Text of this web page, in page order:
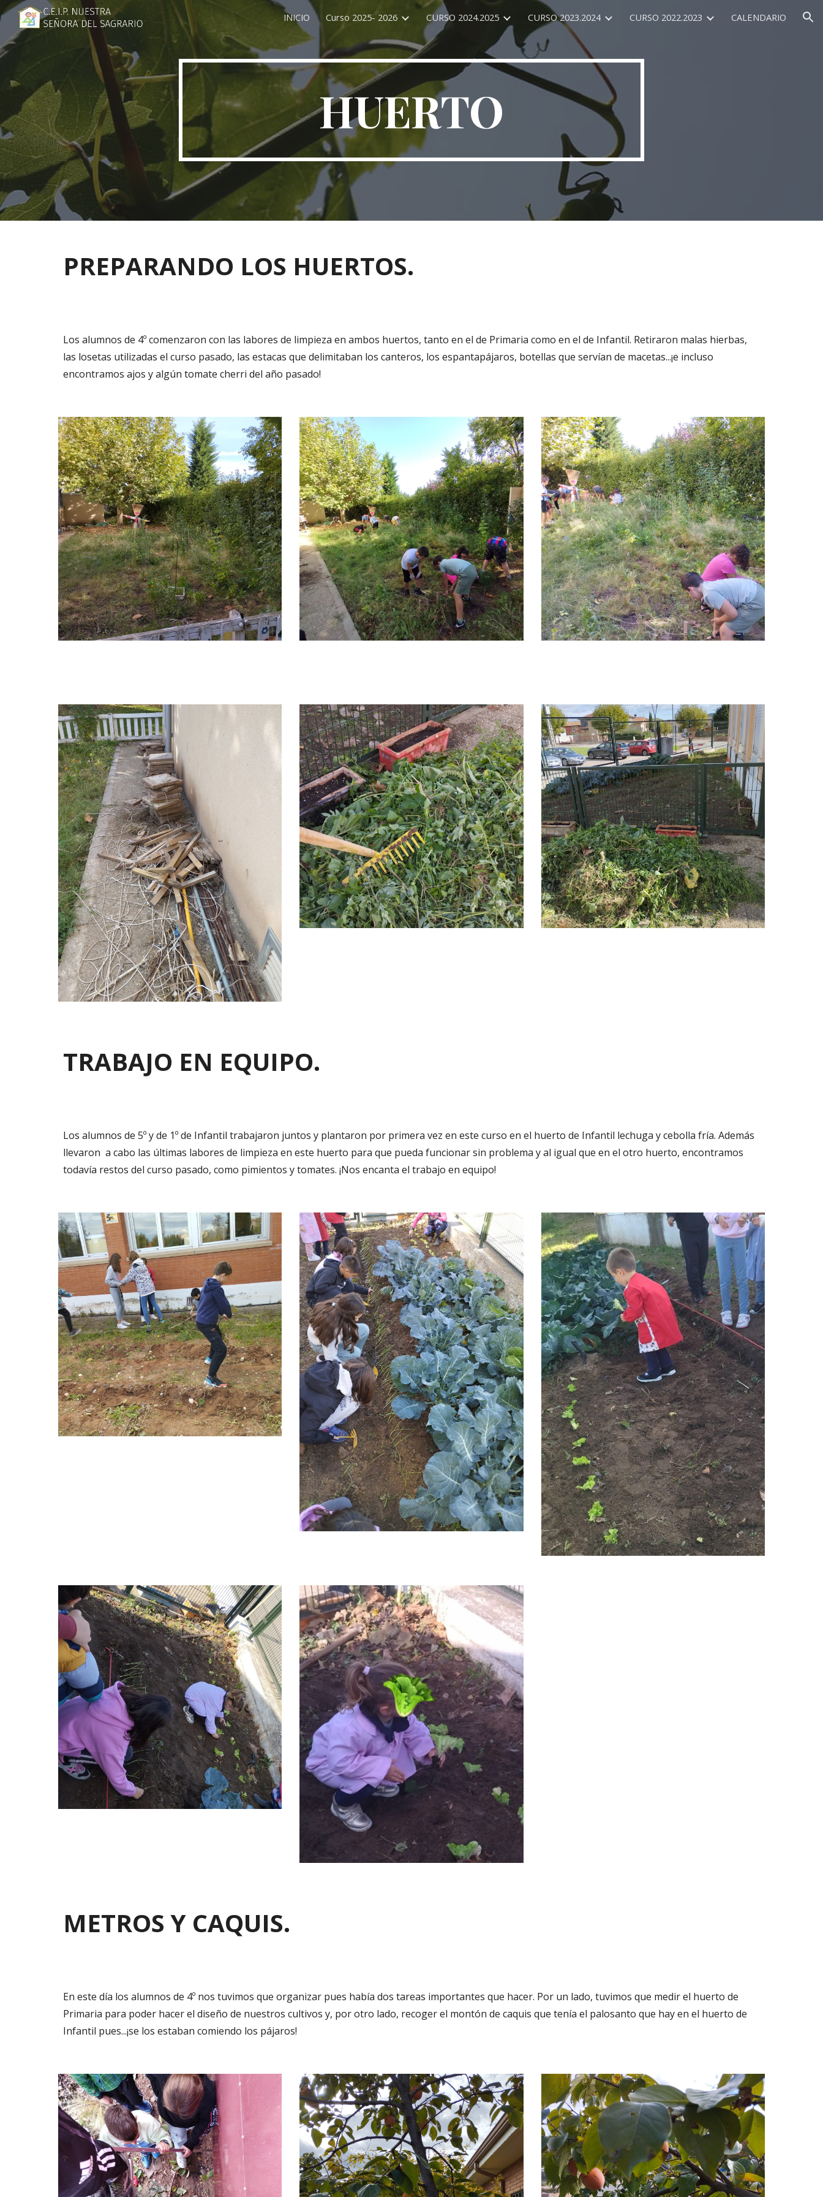
Skip to main content Skip to navigation
INICIO Curso 2025- 2026 CURSO 2024.2025 CURSO 2023.2024 CURSO 2022.2023 CALENDARIO
HUERTO
PREPARANDO LOS HUERTOS.
Los alumnos de 4º comenzaron con las labores de limpieza en ambos huertos, tanto en el de Primaria como en el de Infantil. Retiraron malas hierbas,
las losetas utilizadas el curso pasado, las estacas que delimitaban los canteros, los espantapájaros, botellas que servían de macetas...¡e incluso
encontramos ajos y algún tomate cherri del año pasado!
TRABAJO EN EQUIPO.
Los alumnos de 5º y de 1º de Infantil trabajaron juntos y plantaron por primera vez en este curso en el huerto de Infantil lechuga y cebolla fría. Además
llevaron a cabo las últimas labores de limpieza en este huerto para que pueda funcionar sin problema y al igual que en el otro huerto, encontramos
todavía restos del curso pasado, como pimientos y tomates. ¡Nos encanta el trabajo en equipo!
METROS Y CAQUIS.
En este día los alumnos de 4º nos tuvimos que organizar pues había dos tareas importantes que hacer. Por un lado, tuvimos que medir el huerto de
Primaria para poder hacer el diseño de nuestros cultivos y, por otro lado, recoger el montón de caquis que tenía el palosanto que hay en el huerto de
Infantil pues...¡se los estaban comiendo los pájaros!